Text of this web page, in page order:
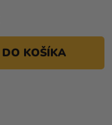
DO KOŠÍKA